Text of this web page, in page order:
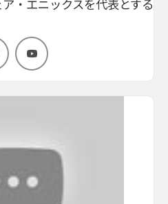
・エニックスを代表とする